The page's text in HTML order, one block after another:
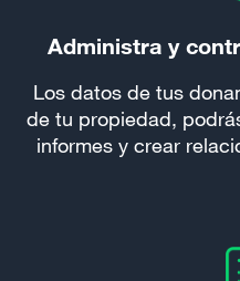
Administra y
Los datos de tus
de tu propiedad,
informes y crear